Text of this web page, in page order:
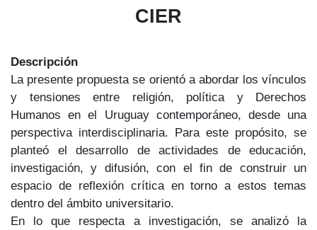
CIER
Descripción
La presente propuesta se orientó a abordar los vínculos
y tensiones entre religión, política y Derechos
Humanos en el Uruguay contemporáneo, desde una
perspectiva interdisciplinaria. Para este propósito, se
planteó el desarrollo de actividades de educación,
investigación, y difusión, con el fin de construir un
espacio de reflexión crítica en torno a estos temas
dentro del ámbito universitario.
En lo que respecta a investigación, se analizó la